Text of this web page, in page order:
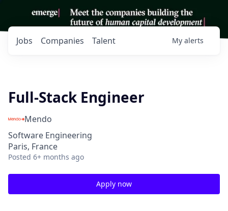
Jobs Companies Talent My alerts
Full-Stack Engineer
Mendo
Software Engineering
Paris, France
Posted 6+ months ago
Apply now